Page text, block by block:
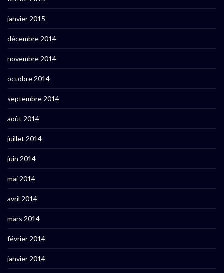
janvier 2015
décembre 2014
novembre 2014
octobre 2014
septembre 2014
août 2014
juillet 2014
juin 2014
mai 2014
avril 2014
mars 2014
février 2014
janvier 2014